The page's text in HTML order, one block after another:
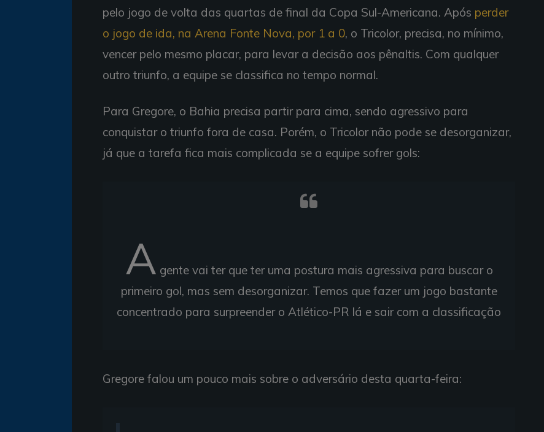
pelo jogo de volta das quartas de final da Copa Sul-Americana. Após perder
o jogo de ida, na Arena Fonte Nova, por 1 a 0, o Tricolor, precisa, no mínimo,
vencer pelo mesmo placar, para levar a decisão aos pênaltis. Com qualquer
outro triunfo, a equipe se classifica no tempo normal.
Para Gregore, o Bahia precisa partir para cima, sendo agressivo para
conquistar o triunfo fora de casa. Porém, o Tricolor não pode se desorganizar,
já que a tarefa fica mais complicada se a equipe sofrer gols:
A gente vai ter que ter uma postura mais agressiva para buscar o
primeiro gol, mas sem desorganizar. Temos que fazer um jogo bastante
concentrado para surpreender o Atlético-PR lá e sair com a classificação
Gregore falou um pouco mais sobre o adversário desta quarta-feira: